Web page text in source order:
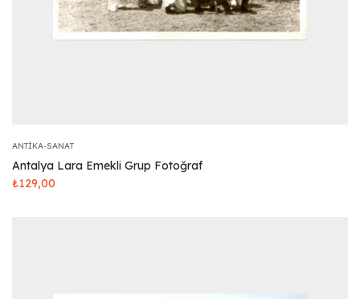
ANTIKA-SANAT
Antalya Lara Emekli Grup Fotoğraf
₺129,00